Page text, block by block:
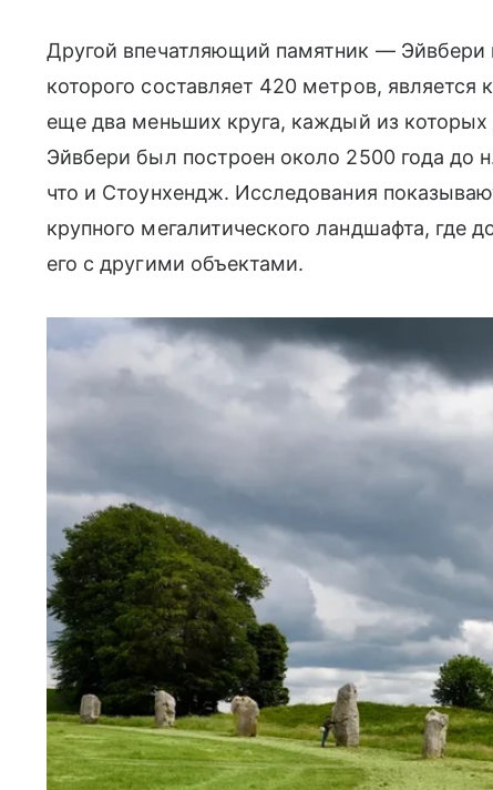
Другой впечатляющий памятник — Эйвбери
которого составляет 420 метров,
еще два меньших круга, каждый из которых
Эйвбери был построен около 2500 года до
что и Стоунхендж. Исследования
крупного мегалитического ландшафта, где
его с другими объектами.